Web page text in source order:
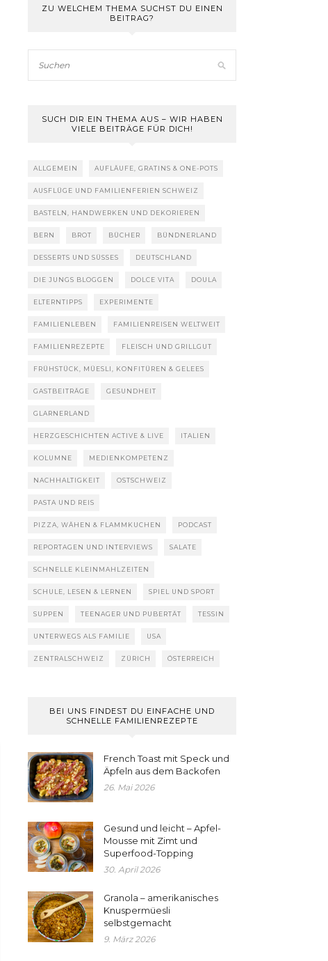
ZU WELCHEM THEMA SUCHST DU EINEN
BEITRAG?
SUCH DIR EIN THEMA AUS – WIR HABEN
VIELE BEITRÄGE FÜR DICH!
ALLGEMEIN AUFLÄUFE, GRATINS & ONE-POTS
AUSFLÜGE UND FAMILIENFERIEN SCHWEIZ
BASTELN, HANDWERKEN UND DEKORIEREN
BERN BROT BÜCHER BÜNDNERLAND
DESSERTS UND SÜSSES DEUTSCHLAND
DIE JUNGS BLOGGEN DOLCE VITA DOULA
ELTERNTIPPS EXPERIMENTE
FAMILIENLEBEN FAMILIENREISEN WELTWEIT
FAMILIENREZEPTE FLEISCH UND GRILLGUT
FRÜHSTÜCK, MÜESLI, KONFITÜREN & GELEES
GASTBEITRÄGE GESUNDHEIT
GLARNERLAND
HERZGESCHICHTEN ACTIVE & LIVE ITALIEN
KOLUMNE MEDIENKOMPETENZ
NACHHALTIGKEIT OSTSCHWEIZ
PASTA UND REIS
PIZZA, WÄHEN & FLAMMKUCHEN PODCAST
REPORTAGEN UND INTERVIEWS SALATE
SCHNELLE KLEINMAHLZEITEN
SCHULE, LESEN & LERNEN SPIEL UND SPORT
SUPPEN TEENAGER UND PUBERTÄT TESSIN
UNTERWEGS ALS FAMILIE USA
ZENTRALSCHWEIZ ZÜRICH ÖSTERREICH
BEI UNS FINDEST DU EINFACHE UND
SCHNELLE FAMILIENREZEPTE
French Toast mit Speck und
Äpfeln aus dem Backofen
26. Mai 2026
Gesund und leicht – Apfel-
Mousse mit Zimt und
Superfood-Topping
30. April 2026
Granola – amerikanisches
Knuspermüesli
selbstgemacht
9. März 2026